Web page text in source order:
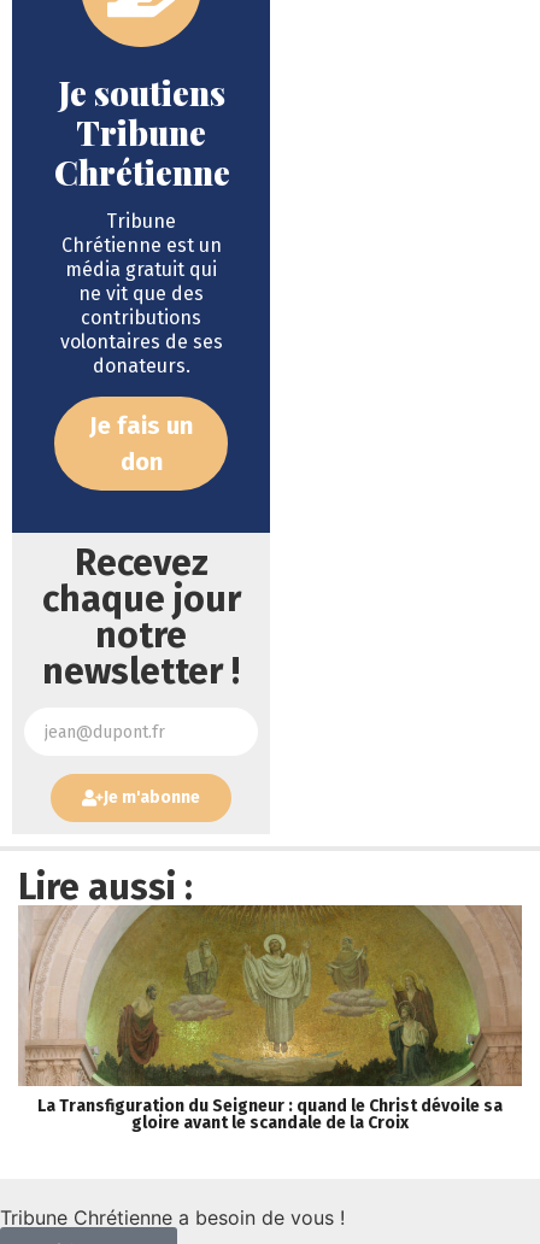
Je soutiens
Tribune
Chrétienne
Tribune
Chrétienne est un
média gratuit qui
ne vit que des
contributions
volontaires de ses
donateurs.
Je fais un
don
Recevez
chaque jour
notre
newsletter !
Je m'abonne
Lire aussi :
La Transfiguration du Seigneur : quand le Christ dévoile sa
gloire avant le scandale de la Croix
Tribune Chrétienne a besoin de vous !